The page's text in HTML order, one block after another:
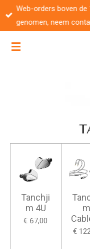
Ga
direct
de
Web-orders boven de
genomen, neem
Tanchji
m 4U
€ 67,00
m
€